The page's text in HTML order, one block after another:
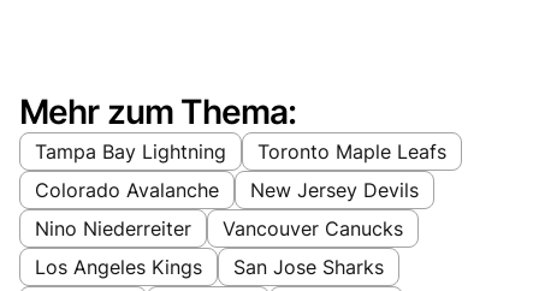
Mehr zum Thema:
Tampa Bay Lightning
Toronto Maple Leafs
Colorado Avalanche
New Jersey Devils
Nino Niederreiter
Vancouver Canucks
Los Angeles Kings
San Jose Sharks